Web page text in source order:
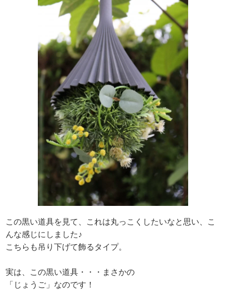
この黒い道具を見て、これは丸っこくしたいなと思い、こ
んな感じにしました♪
こちらも吊り下げて飾るタイプ。
実は、この黒い道具・・・まさかの
「じょうご」なのです！